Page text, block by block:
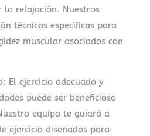
la relajación. Nuestros
técnicas específicas para
muscular asociados con
El ejercicio adecuado y
puede ser beneficioso
equipo te guiará a
ejercicio diseñados para